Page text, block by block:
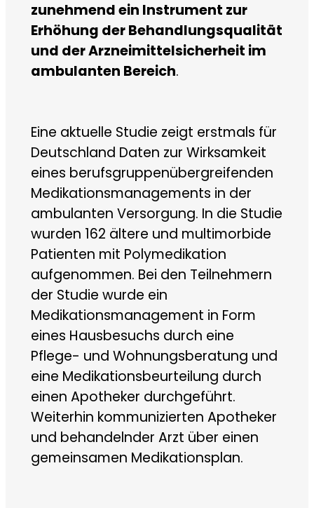
zunehmend ein Instrument zur
Erhöhung der Behandlungsqualität
und der Arzneimittelsicherheit im
ambulanten Bereich.
Eine aktuelle Studie zeigt erstmals für
Deutschland Daten zur Wirksamkeit
eines berufsgruppenübergreifenden
Medikationsmanagements in der
ambulanten Versorgung. In die Studie
wurden 162 ältere und multimorbide
Patienten mit Polymedikation
aufgenommen. Bei den Teilnehmern
der Studie wurde ein
Medikationsmanagement in Form
eines Hausbesuchs durch eine
Pflege- und Wohnungsberatung und
eine Medikationsbeurteilung durch
einen Apotheker durchgeführt.
Weiterhin kommunizierten Apotheker
und behandelnder Arzt über einen
gemeinsamen Medikationsplan.